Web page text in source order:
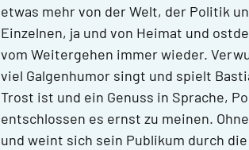
etwas mehr von der Welt, der Politik
Einzelnen, ja und von Heimat und
vom Weitergehen immer wieder.
viel Galgenhumor singt und spielt
Trost ist und ein Genuss in Sprache,
entschlossen es ernst zu meinen.
und weint sich sein Publikum durch